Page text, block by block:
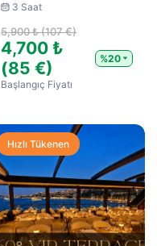
3 Saat
5,900 ₺ (107 €)
4,700 ₺
(85 €)
%20
Başlangıç Fiyatı
Hızlı Tükenen